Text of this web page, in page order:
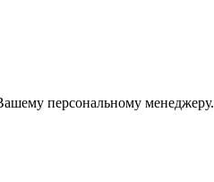
персональному менеджеру.